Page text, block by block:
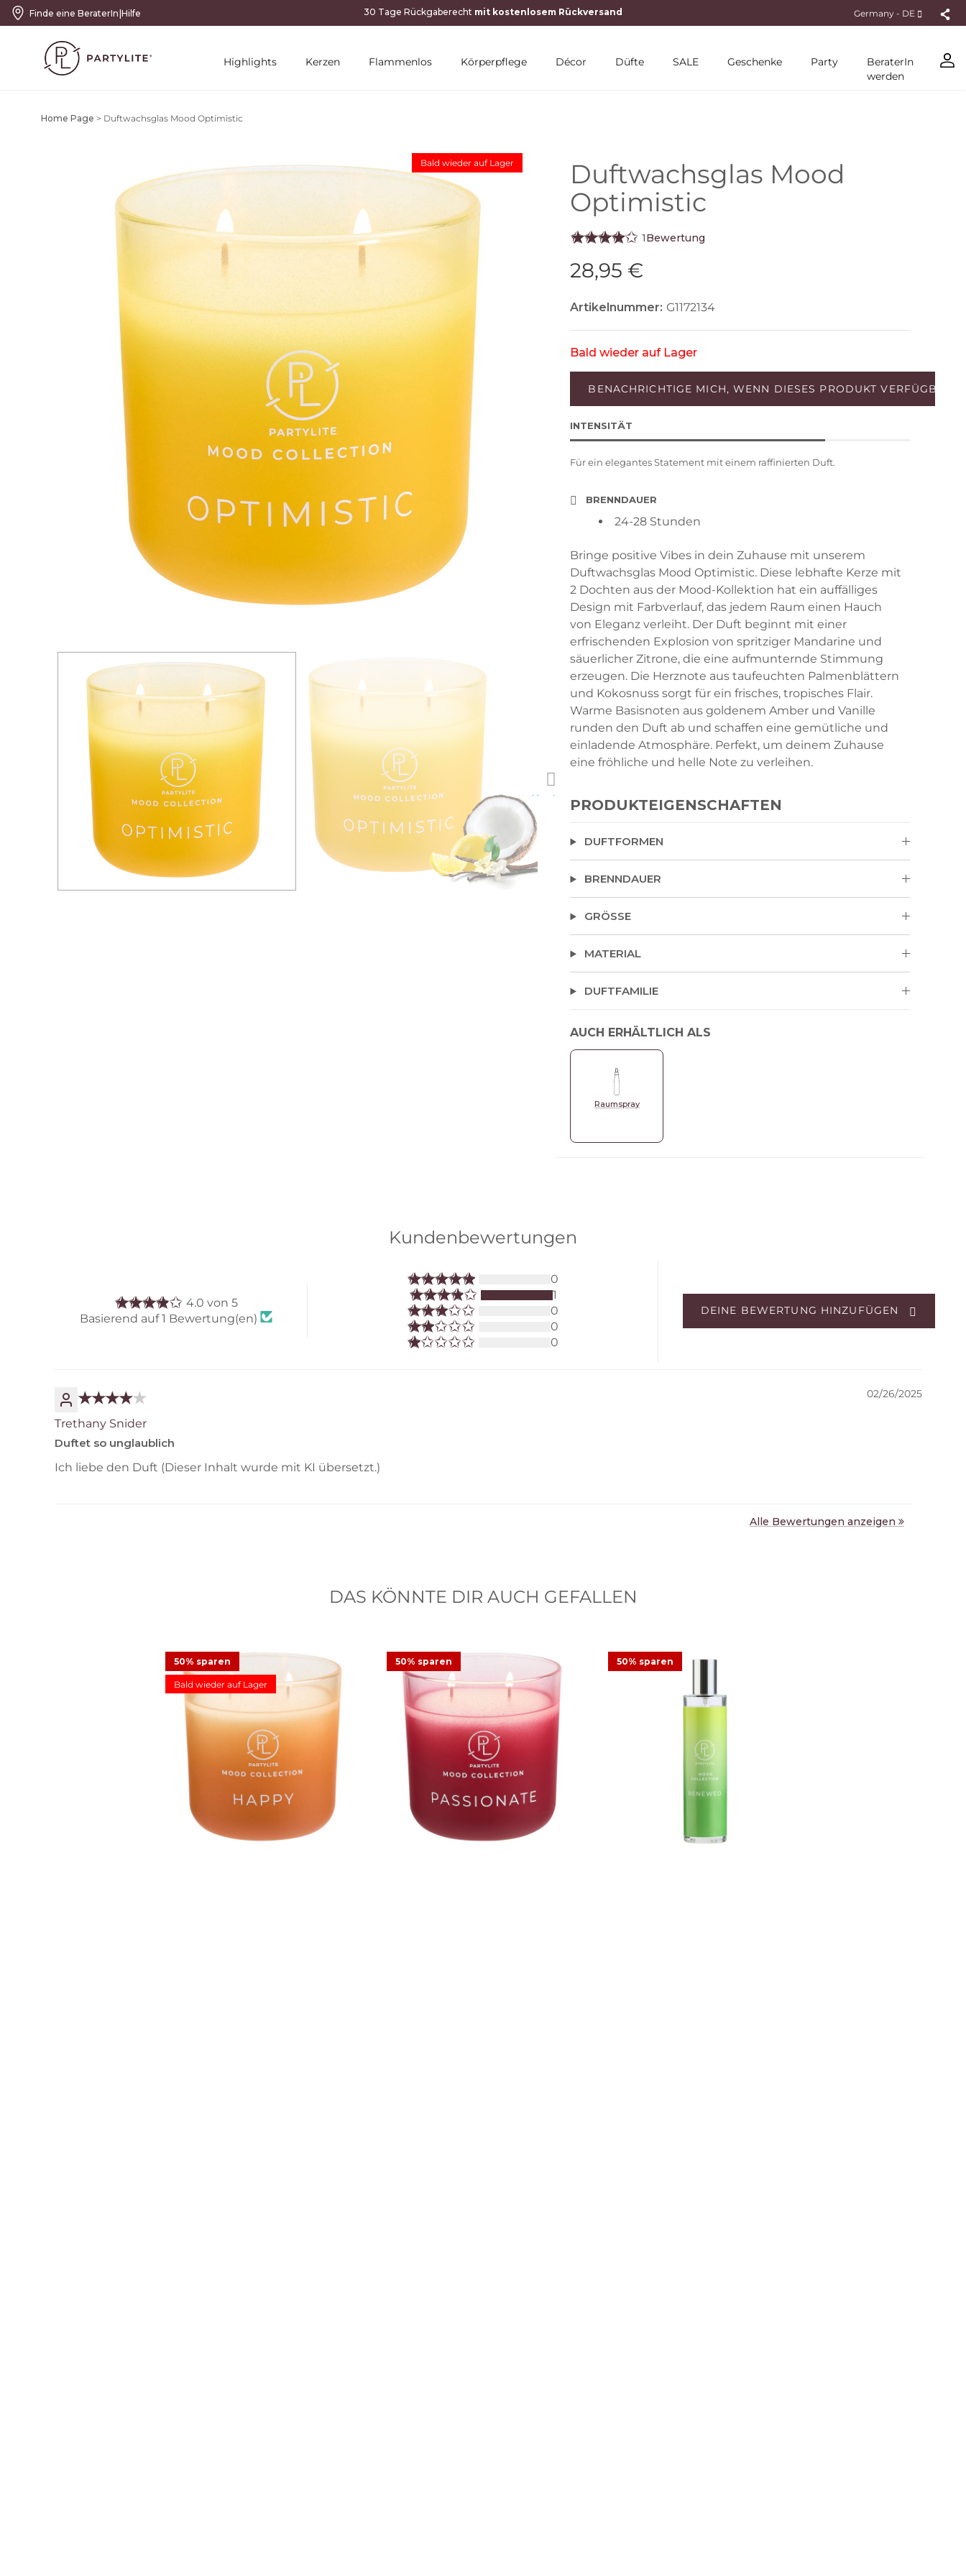
Finde eine BeraterIn|Hilfe Germany - DE
Highlights Kerzen Flammenlos Körperpflege Décor Düfte SALE Geschenke Party
BeraterIn
werden
Home Page > Duftwachsglas Mood Optimistic
Bald wieder auf Lager
Next
Duftwachsglas Mood
Optimistic
1Bewertung
28,95 €
Artikelnummer: G1172134
Bald wieder auf Lager
INTENSITÄT
Für ein elegantes Statement mit einem raffinierten Duft.
BRENNDAUER
24-28 Stunden
Bringe positive Vibes in dein Zuhause mit unserem
Duftwachsglas Mood Optimistic. Diese lebhafte Kerze mit
2 Dochten aus der Mood-Kollektion hat ein auffälliges
Design mit Farbverlauf, das jedem Raum einen Hauch
von Eleganz verleiht. Der Duft beginnt mit einer
erfrischenden Explosion von spritziger Mandarine und
säuerlicher Zitrone, die eine aufmunternde Stimmung
erzeugen. Die Herznote aus taufeuchten Palmenblättern
und Kokosnuss sorgt für ein frisches, tropisches Flair.
Warme Basisnoten aus goldenem Amber und Vanille
runden den Duft ab und schaffen eine gemütliche und
einladende Atmosphäre. Perfekt, um deinem Zuhause
eine fröhliche und helle Note zu verleihen.
PRODUKTEIGENSCHAFTEN
DUFTFORMEN
BRENNDAUER
GRÖSSE
MATERIAL
DUFTFAMILIE
AUCH ERHÄLTLICH ALS
Raumspray
Kundenbewertungen
4.0 von 5
Basierend auf 1 Bewertung(en)
0
1
0
0
0
DEINE BEWERTUNG HINZUFÜGEN
02/26/2025
Trethany Snider
Duftet so unglaublich
Ich liebe den Duft (Dieser Inhalt wurde mit KI übersetzt.)
Alle Bewertungen anzeigen
DAS KÖNNTE DIR AUCH GEFALLEN
50% sparen
Bald wieder auf Lager
50% sparen 50% sparen